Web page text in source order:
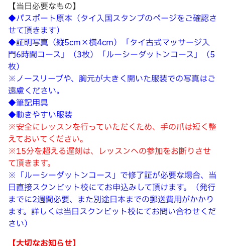
【当日必要なもの】
◆パスポート原本（タイ入国スタンプのページをご確認さ
せて頂きます）
◆証明写真（縦5cm×横4cm）「タイ古式マッサージ入
門6時間コース」（3枚）「ルーシーダットンコース」（5
枚）
※ノースリーブや、胸元が大きく開いた服装での写真はご
遠慮ください。
◆筆記用具
◆動きやすい服装
※安全にレッスンを行っていただくため、手の爪は短く整
えておいてください。
※15分を超える遅刻は、レッスンへの参加をお断りさせ
て頂きます。
※「ルーシーダットンコース」で修了証が必要な場合、当
日直接スクンビット校にてお申込みして頂けます。（発行
までに2週間必要、また別途日本までの郵送費用がかかり
ます。詳しくは当日スクンビット校にてお問い合わせくだ
さい）
【大切なお知らせ】